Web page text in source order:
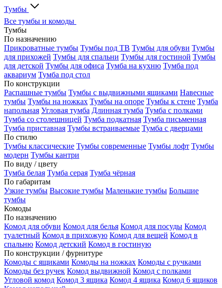
Тумбы
Все тумбы и комоды
Тумбы
По назначению
Прикроватные тумбы Тумбы под ТВ Тумбы для обуви Тумбы
для прихожей Тумбы для спальни Тумбы для гостиной Тумбы
для детской Тумбы для офиса Тумба на кухню Тумба под
аквариум Тумба под стол
По конструкции
Распашные тумбы Тумбы с выдвижными ящиками Навесные
тумбы Тумбы на ножках Тумбы на опоре Тумбы к стене Тумба
напольная Угловая тумба Длинная тумба Тумба с полками
Тумба со столешницей Тумба подкатная Тумба письменная
Тумба приставная Тумбы встраиваемые Тумба с дверцами
По стилю
Тумбы классические Тумбы современные Тумбы лофт Тумбы
модерн Тумбы кантри
По виду / цвету
Тумба белая Тумба серая Тумба чёрная
По габаритам
Узкие тумбы Высокие тумбы Маленькие тумбы Большие
тумбы
Комоды
По назначению
Комод для обуви Комод для белья Комод для посуды Комод
туалетный Комод в прихожую Комод для вещей Комод в
спальню Комод детский Комод в гостиную
По конструкции / фурнитуре
Комоды с ящиками Комоды на ножках Комоды с ручками
Комоды без ручек Комод выдвижной Комод с полками
Угловой комод Комод 3 ящика Комод 4 ящика Комод 6 ящиков